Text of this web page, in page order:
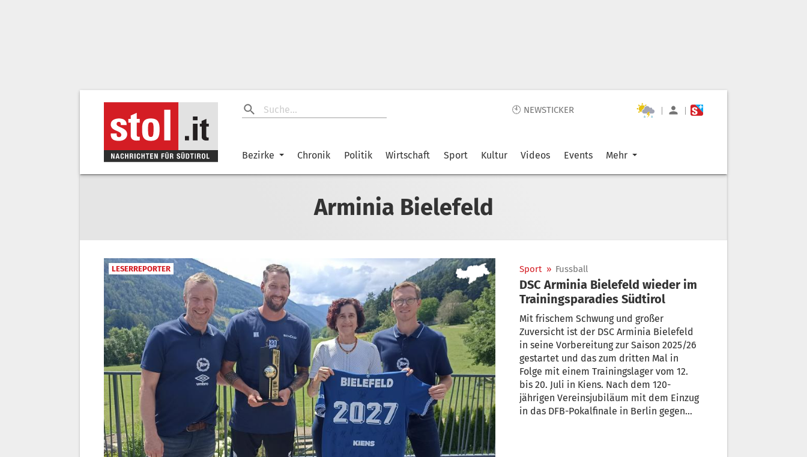
🕙 NEWSTICKER | |
Bezirke Chronik Politik Wirtschaft Sport Kultur Videos Events Mehr
Arminia Bielefeld
LESERREPORTER Sport » Fussball
DSC Arminia Bielefeld wieder im
Trainingsparadies Südtirol
Mit frischem Schwung und großer
Zuversicht ist der DSC Arminia Bielefeld
in seine Vorbereitung zur Saison 2025/26
gestartet und das zum dritten Mal in
Folge mit einem Trainingslager vom 12.
bis 20. Juli in Kiens. Nach dem 120-
jährigen Vereinsjubiläum mit dem Einzug
in das DFB-Pokalfinale in Berlin gegen